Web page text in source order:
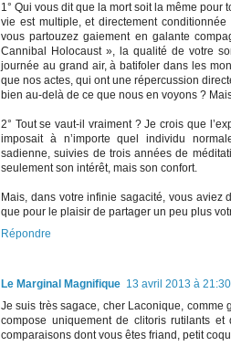
1° Qui vous dit que la mort soit la même pour
vie est multiple, et directement
vous partouzez gaiement en galante
Cannibal Holocaust », la qualité de votre
journée au grand air, à batifoler dans les
que nos actes, qui ont une répercussion
bien au-delà de ce que nous en voyons ?
2° Tout se vaut-il vraiment ? Je crois que
imposait à n’importe quel individu
sadienne, suivies de trois années de
seulement son intérêt, mais son confort.
Mais, dans votre infinie sagacité, vous aviez
que pour le plaisir de partager un peu plus
Répondre
Le Marginal Magnifique 13 avril 2013 à 21:30
Je suis très sagace, cher Laconique, comme
compose uniquement de clitoris rutilants
comparaisons dont vous êtes friand, petit